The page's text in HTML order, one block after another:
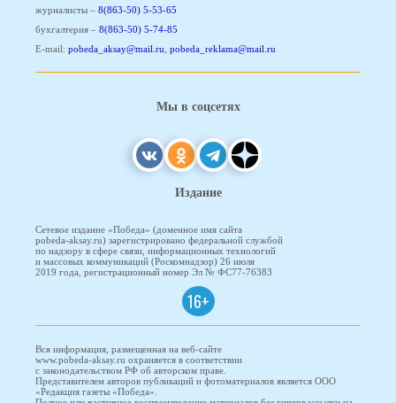
журналисты – 8(863-50) 5-53-65
бухгалтерия – 8(863-50) 5-74-85
E-mail: pobeda_aksay@mail.ru pobeda_reklama@mail.ru
Мы в соцсетях
Издание
Сетевое издание «Победа» (доменное имя сайта
pobeda-aksay.ru) зарегистрировано федеральной службой
по надзору в сфере связи, информационных технологий
и массовых коммуникаций (Роскомнадзор) 26 июля
2019 года, регистрационный номер Эл № ФС77-76383
16+
Вся информация, размещенная на веб-сайте
www.pobeda-aksay.ru охраняется в соответствии
с законодательством РФ об авторском праве.
Представителем авторов публикаций и фотоматериалов является ООО
«Редакция газеты «Победа».